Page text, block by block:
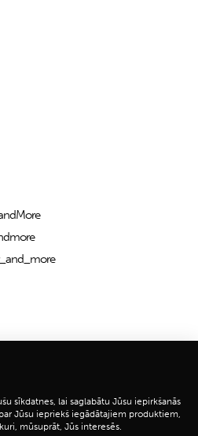
sīkdatnes, lai saglabātu Jūsu iepirkšanās
Jūsu iepriekš iegādātajiem produktiem,
mūsuprāt, Jūs interesēs.